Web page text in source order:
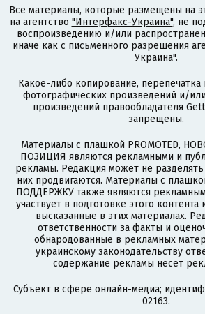
Все материалы, которые размещены на
на агентство "Интерфакс-Украина", не
воспроизведению и/или
иначе как с письменного разрешения
Украина".
Какое-либо копирование, перепечатка
фотографических произведений и/
произведений правообладателя
запрещены.
Материалы с плашкой PROMOTED,
ПОЗИЦИЯ являются рекламными и
рекламы. Редакция может не
них продвигаются. Материалы с
ПОДДЕРЖКУ также являются
участвует в подготовке этого контента
высказанные в этих материалах.
ответственности за факты и
обнародованные в рекламных
украинскому законодательству
содержание рекламы несет
Субъект в сфере онлайн-медиа;
02163.